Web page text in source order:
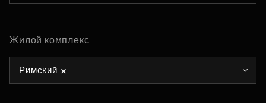
Жилой комплекс
Римский